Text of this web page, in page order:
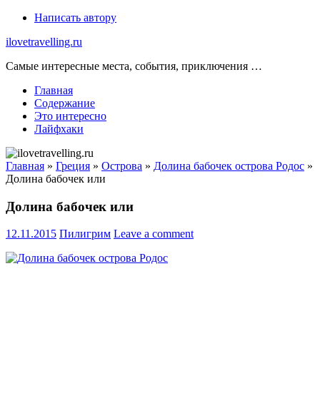
Skip
content
Написать автору
ilovetravelling.ru
Самые интересные места, события, приключения …
Главная
Содержание
Это интересно
Лайфхаки
Главная » Греция » Острова » Долина бабочек острова Родос »
Долина бабочек или
Долина бабочек или
12.11.2015 Пилигрим Leave a comment